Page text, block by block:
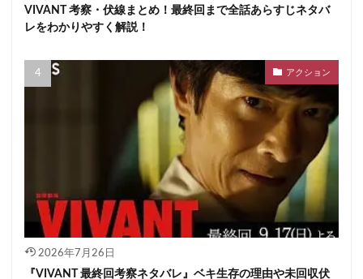
VIVANT 考察・伏線まとめ！最終回まで全話あらすじネタバ
レをわかりやすく解説！
アクション
2026年7月26日
『VIVANT 最終回考察ネタバレ』ベキ生存の理由や未回収伏